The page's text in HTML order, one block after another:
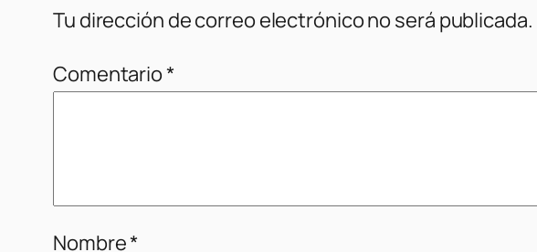
Tu dirección de correo electrónico no será publicada.
Comentario*
Nombre*